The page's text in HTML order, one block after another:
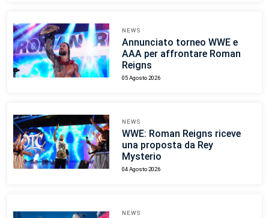
NEWS
Annunciato torneo WWE e
AAA per affrontare Roman
Reigns
05 Agosto 2026
NEWS
WWE: Roman Reigns riceve
una proposta da Rey
Mysterio
04 Agosto 2026
NEWS